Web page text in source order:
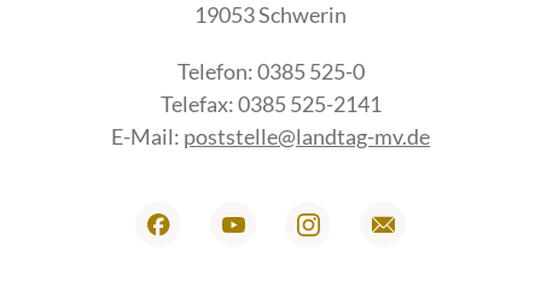
19053 Schwerin
Telefon: 0385 525-0
Telefax: 0385 525-2141
E-Mail: poststelle@landtag-mv.de